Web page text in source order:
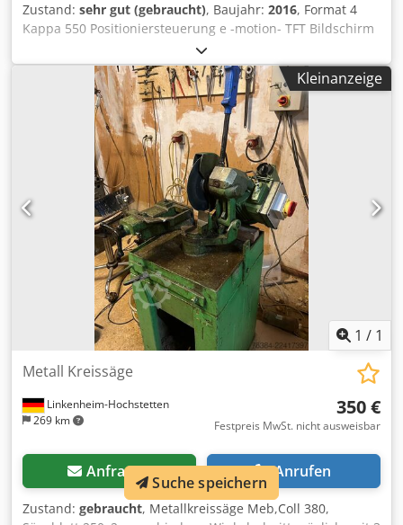
Zustand: sehr gut (gebraucht), Baujahr: 2016, Format 4
Kappa 550 Positioniersteuerung e -motion- TFT Bildschirm
Bj. 2016 320 cm Schiebeschlitten 5,5 KW Motor mit Bremse
Vorritzaggregat Control Schnitthöhe Max 200 mm Sägeblatt
250 - 550 mm Drehzahlen 3000/4000/ und 5000 Um . min.
Umdrehungen Vorritzer 9000 min . Gesteuerter Parallel
Anschlag Sägeblatt Schrägstellung bis 45 grad. Einseitig
Und Höhen Verstellung Elektrisch Bedienpult in
Augenhöhe Ablänganschlag mit Digitaler Anzeige
Verfahrbare Auflageschiene mit digitaler Winkel Anzeige
Ablänganschlag mit Längen Ausgleich Absauganschluß
120 und 100 mm Ausleger mit Wegschwenkeinrichtung
Schnittbreite 1348 mm Ablänganschlag bis 3200 mm
Schaltstelle am Schiebetisch Crjdpfx Aex Rugteamsf
Abmessungen 3400 x 2200 mm ohne Ausleger Gewicht
Kleinanzeige
1 / 1
Linkenheim-Hochstetten
269 km
Metall Kreissäge
350 €
Festpreis MwSt. nicht ausweisbar
Anfragen Anrufen
Zustand: gebraucht, Metallkreissäge Meb,Coll 380,
Suche speichern